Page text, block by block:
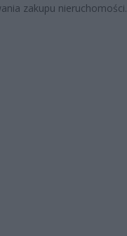
zakupu nieruchomości.